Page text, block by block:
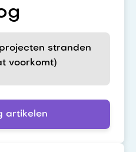
stranden
voorkomt)
artikelen